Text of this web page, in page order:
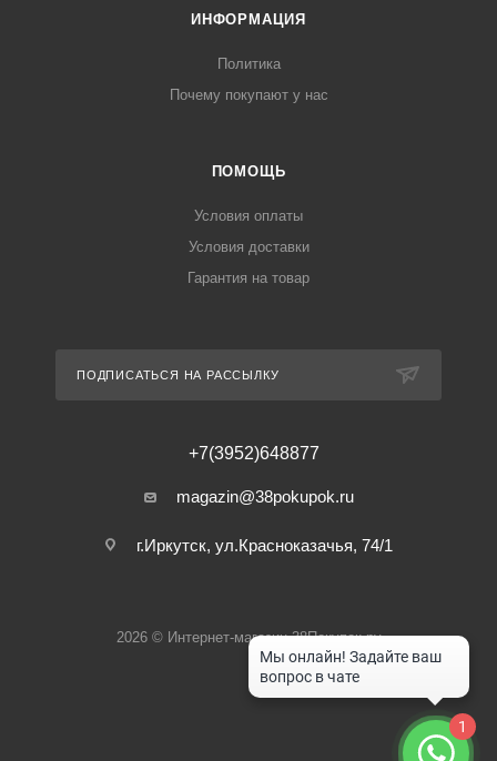
ИНФОРМАЦИЯ
Политика
Почему покупают у нас
ПОМОЩЬ
Условия оплаты
Условия доставки
Гарантия на товар
ПОДПИСАТЬСЯ НА РАССЫЛКУ
+7(3952)648877
magazin@38pokupok.ru
г.Иркутск, ул.Красноказачья, 74/1
2026 © Интернет-магазин 38Покупок.ру
1